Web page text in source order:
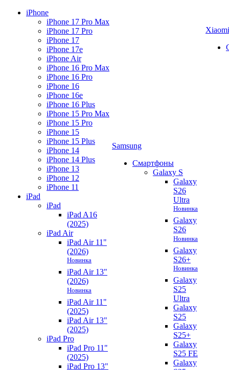
iPhone
iPhone 17 Pro Max
iPhone 17 Pro
iPhone 17
iPhone 17e
iPhone Air
iPhone 16 Pro Max
iPhone 16 Pro
iPhone 16
iPhone 16e
iPhone 16 Plus
iPhone 15 Pro Max
iPhone 15 Pro
iPhone 15
iPhone 15 Plus
iPhone 14
iPhone 14 Plus
iPhone 13
iPhone 12
iPhone 11
iPad
iPad
iPad A16
(2025)
iPad Air
iPad Air 11"
(2026)
Новинка
iPad Air 13"
(2026)
Новинка
iPad Air 11"
(2025)
iPad Air 13"
(2025)
iPad Pro
iPad Pro 11"
(2025)
iPad Pro 13"
Samsung
Смартфоны
Galaxy S
Galaxy
S26
Ultra
Новинка
Galaxy
S26
Новинка
Galaxy
S26+
Новинка
Galaxy
S25
Ultra
Galaxy
S25
Galaxy
S25+
Galaxy
S25 FE
Galaxy
Xiaomi